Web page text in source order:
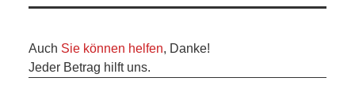
ANDERE
BLICK
Auch Sie können helfen, Danke!
Jeder Betrag hilft uns.